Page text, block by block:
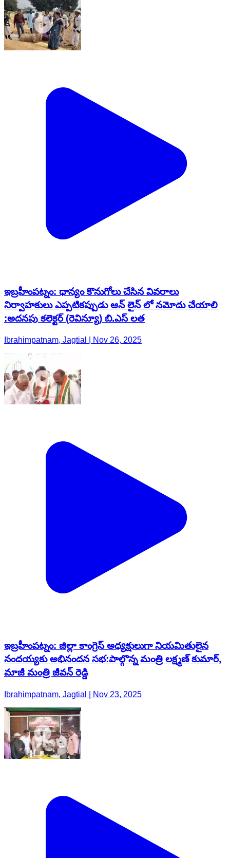
ఇబ్రహీంపట్నం: ధాన్యం కొనుగోలు చేసిన వివరాలు
నిర్వాహకులు ఎప్పటికప్పుడు ఆన్ లైన్ లో నమోదు చేయాలి
:అదనపు కలెక్టర్ (రెవిన్యూ) బి.ఎస్ లత
Ibrahimpatnam, Jagtial | Nov 26, 2025
ఇబ్రహీంపట్నం: జిల్లా కాంగ్రెస్ అధ్యక్షులుగా నియమితులైన
నందయ్యకు అభినందన సభ:పాల్గొన్న మంత్రి లక్ష్మణ్ కుమార్,
మాజీ మంత్రి జీవన్ రెడ్డి
Ibrahimpatnam, Jagtial | Nov 23, 2025